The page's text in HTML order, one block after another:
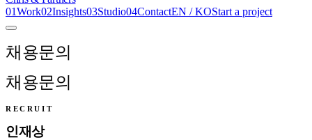
01Work02Insights03Studio04ContactEN /KOStart a project
채용문의
채용문의
RECRUIT
인재상